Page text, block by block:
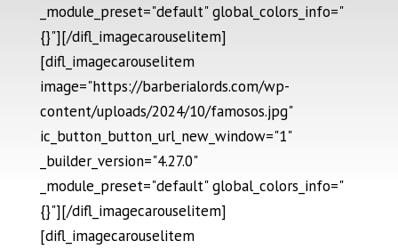
_module_preset="default" global_colors_info="
{}"][/difl_imagecarouselitem]
[difl_imagecarouselitem
image="https://barberialords.com/wp-
content/uploads/2024/10/famosos.jpg"
ic_button_button_url_new_window="1"
_builder_version="4.27.0"
_module_preset="default" global_colors_info="
{}"][/difl_imagecarouselitem]
[difl_imagecarouselitem